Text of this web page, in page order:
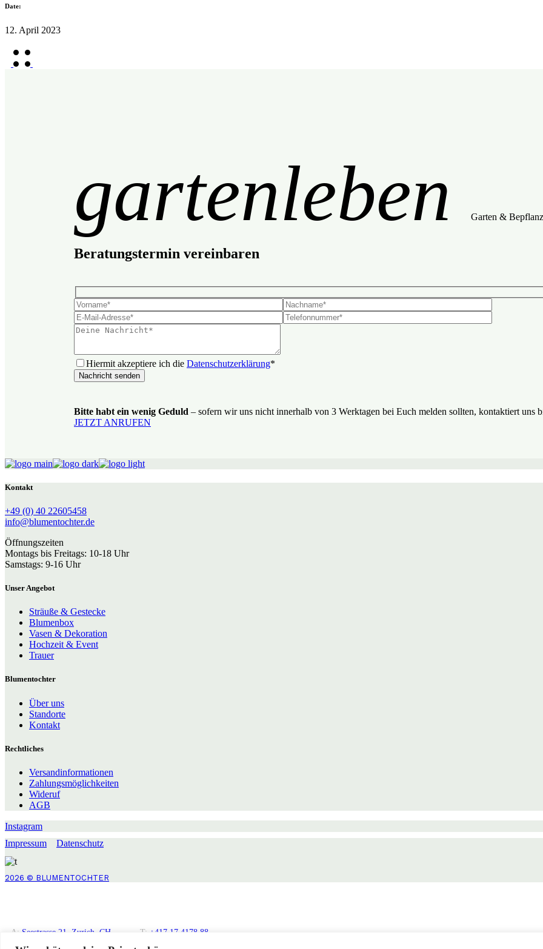
Date:
12. April 2023
gartenleben Garten &
Beratungstermin vereinbaren
Hiermit akzeptiere ich die Datenschutzerklärung*
Nachricht senden
Bitte habt ein wenig Geduld – sofern wir uns nicht innerhalb von 3 Werktagen bei Euch melden sollten, kontaktiert uns
JETZT ANRUFEN
Kontakt
+49 (0) 40 22605458
info@blumentochter.de
Öffnungszeiten
Montags bis Freitags: 10-18 Uhr
Samstags: 9-16 Uhr
Unser Angebot
Sträuße & Gestecke
Blumenbox
Vasen & Dekoration
Hochzeit & Event
Trauer
Blumentochter
Über uns
Standorte
Kontakt
Rechtliches
Versandinformationen
Zahlungsmöglichkeiten
Wideruf
AGB
Instagram
Impressum
Datenschutz
2026 © BLUMENTOCHTER
A: Seestrasse 21, Zurich, CH T: +417 17 4178 88